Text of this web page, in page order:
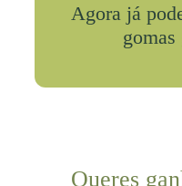
Agora já
Queres